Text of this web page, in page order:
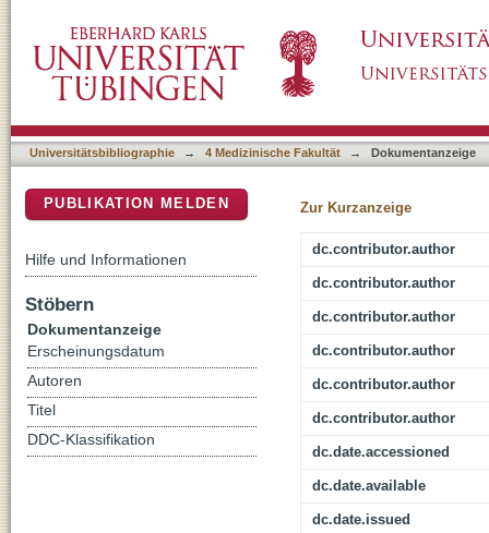
intervertebral discs over the course of
Universitätsbibliographie → 4 Medizinische Fakultät → Dokumentanzeige
Zur Kurzanzeige
dc.contributor.author
dc.contributor.author
dc.contributor.author
dc.contributor.author
dc.contributor.author
dc.contributor.author
dc.date.accessioned
dc.date.available
dc.date.issued
PUBLIKATION MELDEN
Hilfe und Informationen
Stöbern
Dokumentanzeige
Erscheinungsdatum
Autoren
Titel
DDC-Klassifikation